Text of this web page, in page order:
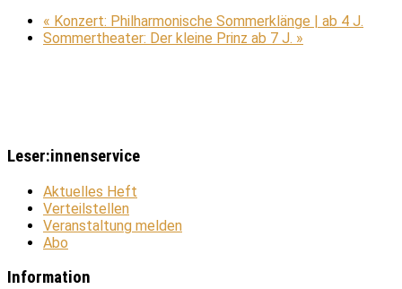
« Konzert: Philharmonische Sommerklänge | ab 4 J.
Sommertheater: Der kleine Prinz ab 7 J. »
Leser:innenservice
Aktuelles Heft
Verteilstellen
Veranstaltung melden
Abo
Information